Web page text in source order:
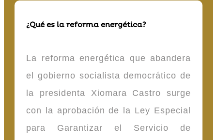
¿Qué es la reforma energética?
La reforma energética que abandera
el gobierno socialista democrático de
la presidenta Xiomara Castro surge
con la aprobación de la Ley Especial
para Garantizar el Servicio de